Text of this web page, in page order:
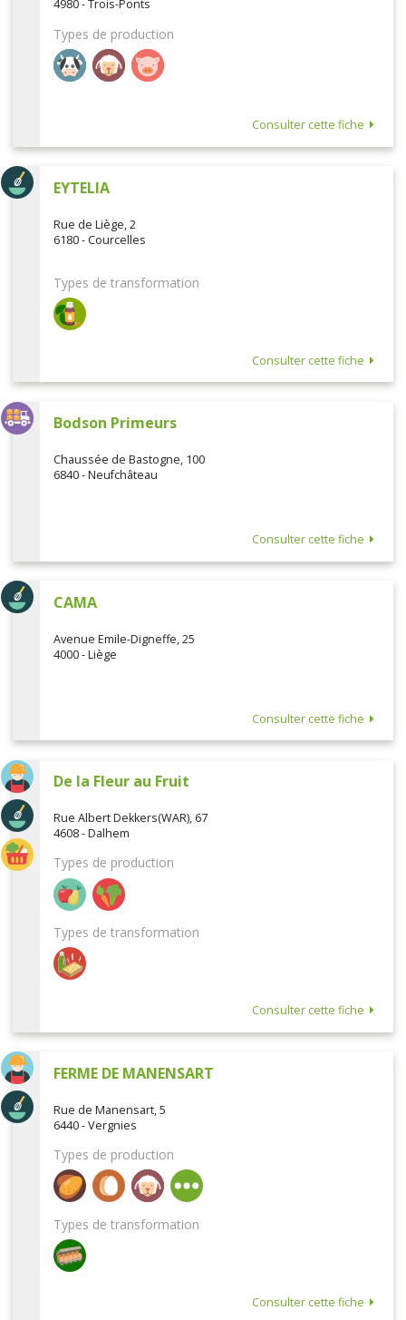
4980 - Trois-Ponts
Types de production
Consulter cette fiche
EYTELIA
Rue de Liège, 2
6180 - Courcelles
Types de transformation
Consulter cette fiche
Bodson Primeurs
Chaussée de Bastogne, 100
6840 - Neufchâteau
Consulter cette fiche
CAMA
Avenue Emile-Digneffe, 25
4000 - Liège
Consulter cette fiche
De la Fleur au Fruit
Rue Albert Dekkers(WAR), 67
4608 - Dalhem
Types de production
Types de transformation
Consulter cette fiche
FERME DE MANENSART
Rue de Manensart, 5
6440 - Vergnies
Types de production
Types de transformation
Consulter cette fiche